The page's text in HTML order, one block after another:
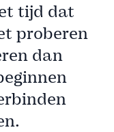
tijd dat
proberen
dan